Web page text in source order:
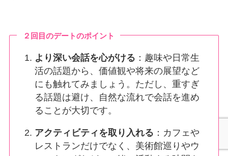
２回目のデートのポイント
より深い会話を心がける ：趣味や日常生
活の話題から、価値観や将来の展望など
にも触れてみましょう。ただし、重すぎ
る話題は避け、自然な流れで会話を進め
ることが大切です。
アクティビティを取り入れる ：カフェや
レストランだけでなく、美術館巡りやウ